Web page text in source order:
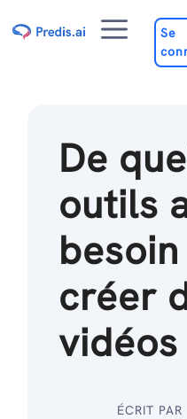
au
Se
De
outils
créer
vidéos
ÉCRIT PAR